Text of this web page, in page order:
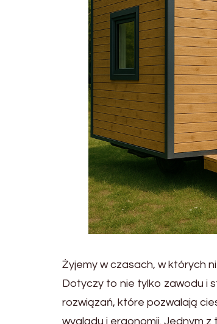
Żyjemy w czasach, w których
Dotyczy to nie tylko zawodu i
rozwiązań, które pozwalają
wyglądu i ergonomii. Jednym z